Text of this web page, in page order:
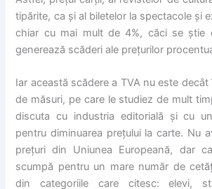
tipărite, ca și al biletelor la spectacole și
chiar cu mai mult de 4%, căci se știe
generează scăderi ale prețurilor
Iar această scădere a TVA nu este
de măsuri, pe care le studiez de mult
discuta cu industria editorială și cu
pentru diminuarea prețului la carte. Nu
prețuri din Uniunea Europeană, dar
scumpă pentru un mare număr de
din categoriile care citesc: elevi,